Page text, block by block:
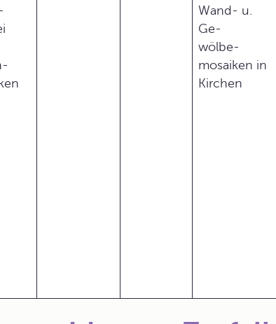
Wand- u.
Ge-
wölbe-
mosaiken in
Kirchen